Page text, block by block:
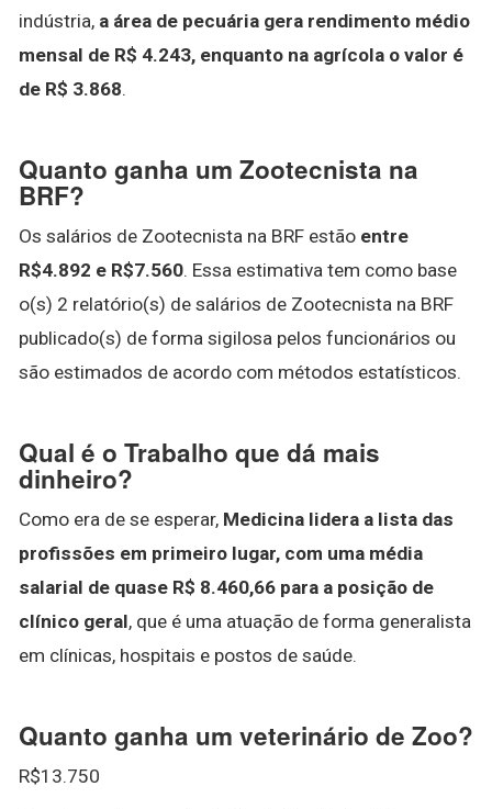
indústria, a área de pecuária gera rendimento médio
mensal de R$ 4.243, enquanto na agrícola o valor é
de R$ 3.868.
Quanto ganha um Zootecnista na
BRF?
Os salários de Zootecnista na BRF estão entre
R$4.892 e R$7.560. Essa estimativa tem como base
o(s) 2 relatório(s) de salários de Zootecnista na BRF
publicado(s) de forma sigilosa pelos funcionários ou
são estimados de acordo com métodos estatísticos.
Qual é o Trabalho que dá mais
dinheiro?
Como era de se esperar, Medicina lidera a lista das
profissões em primeiro lugar, com uma média
salarial de quase R$ 8.460,66 para a posição de
clínico geral, que é uma atuação de forma generalista
em clínicas, hospitais e postos de saúde.
Quanto ganha um veterinário de Zoo?
R$13.750